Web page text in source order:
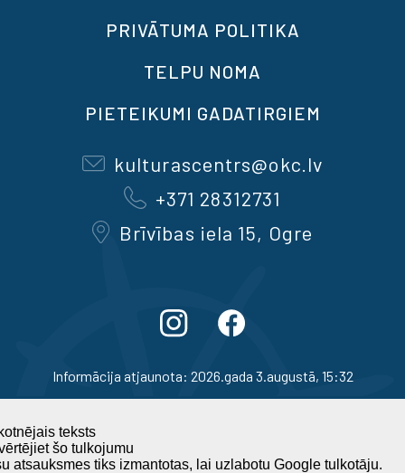
PRIVĀTUMA POLITIKA
TELPU NOMA
PIETEIKUMI GADATIRGIEM
kulturascentrs@okc.lv
+371 28312731
Brīvības iela 15, Ogre
Informācija atjaunota: 2026.gada 3.augustā, 15:32
teksts
šo tulkojumu
atsauksmes tiks izmantotas, lai uzlabotu Google tulkotāju.